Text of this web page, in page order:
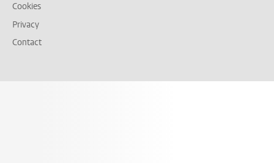
Cookies
Privacy
Contact